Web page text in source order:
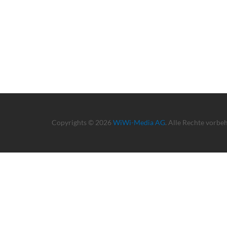
Copyrights © 2026 WiWi-Media AG. Alle Rechte